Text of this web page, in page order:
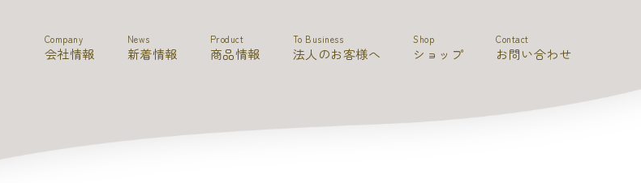
Company
会社情報
News
新着情報
Product
商品情報
To Business
法人のお客様へ
Shop
ショップ
Contact
お問い合わせ